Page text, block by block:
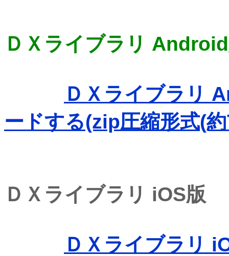
ＤＸライブラリ
ＤＸライブラリ
ードする(zip圧縮形式(
ＤＸライブラリ iOS版
ＤＸライブラリ